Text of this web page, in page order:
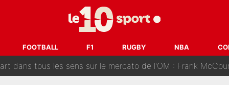
FOOTBALL F1 RUGBY NBA
que Zinedine Zidane a accepté dans son entourage : «Je
à Zinedine Zidane en équipe de France : «Je n'aurais
dans tous les sens sur le mercato de l'OM : Frank McCourt va